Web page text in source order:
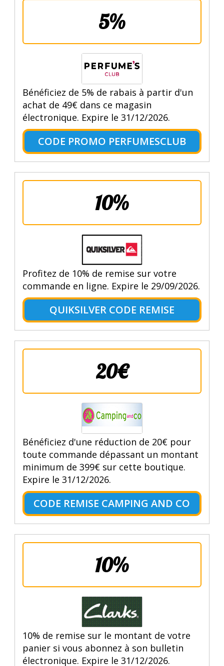
5%
Bénéficiez de 5% de rabais à partir d'un
achat de 49€ dans ce magasin
électronique. Expire le 31/12/2026.
CODE PROMO PERFUMESCLUB
10%
Profitez de 10% de remise sur votre
commande en ligne. Expire le 29/09/2026.
QUIKSILVER CODE REMISE
20€
Bénéficiez d'une réduction de 20€ pour
toute commande dépassant un montant
minimum de 399€ sur cette boutique.
Expire le 31/12/2026.
CODE REMISE CAMPING AND CO
10%
10% de remise sur le montant de votre
panier si vous abonnez à son bulletin
électronique. Expire le 31/12/2026.